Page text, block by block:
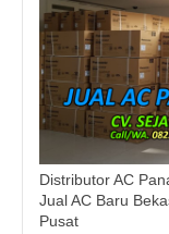
Distributor AC
Jual AC Baru
Pusat